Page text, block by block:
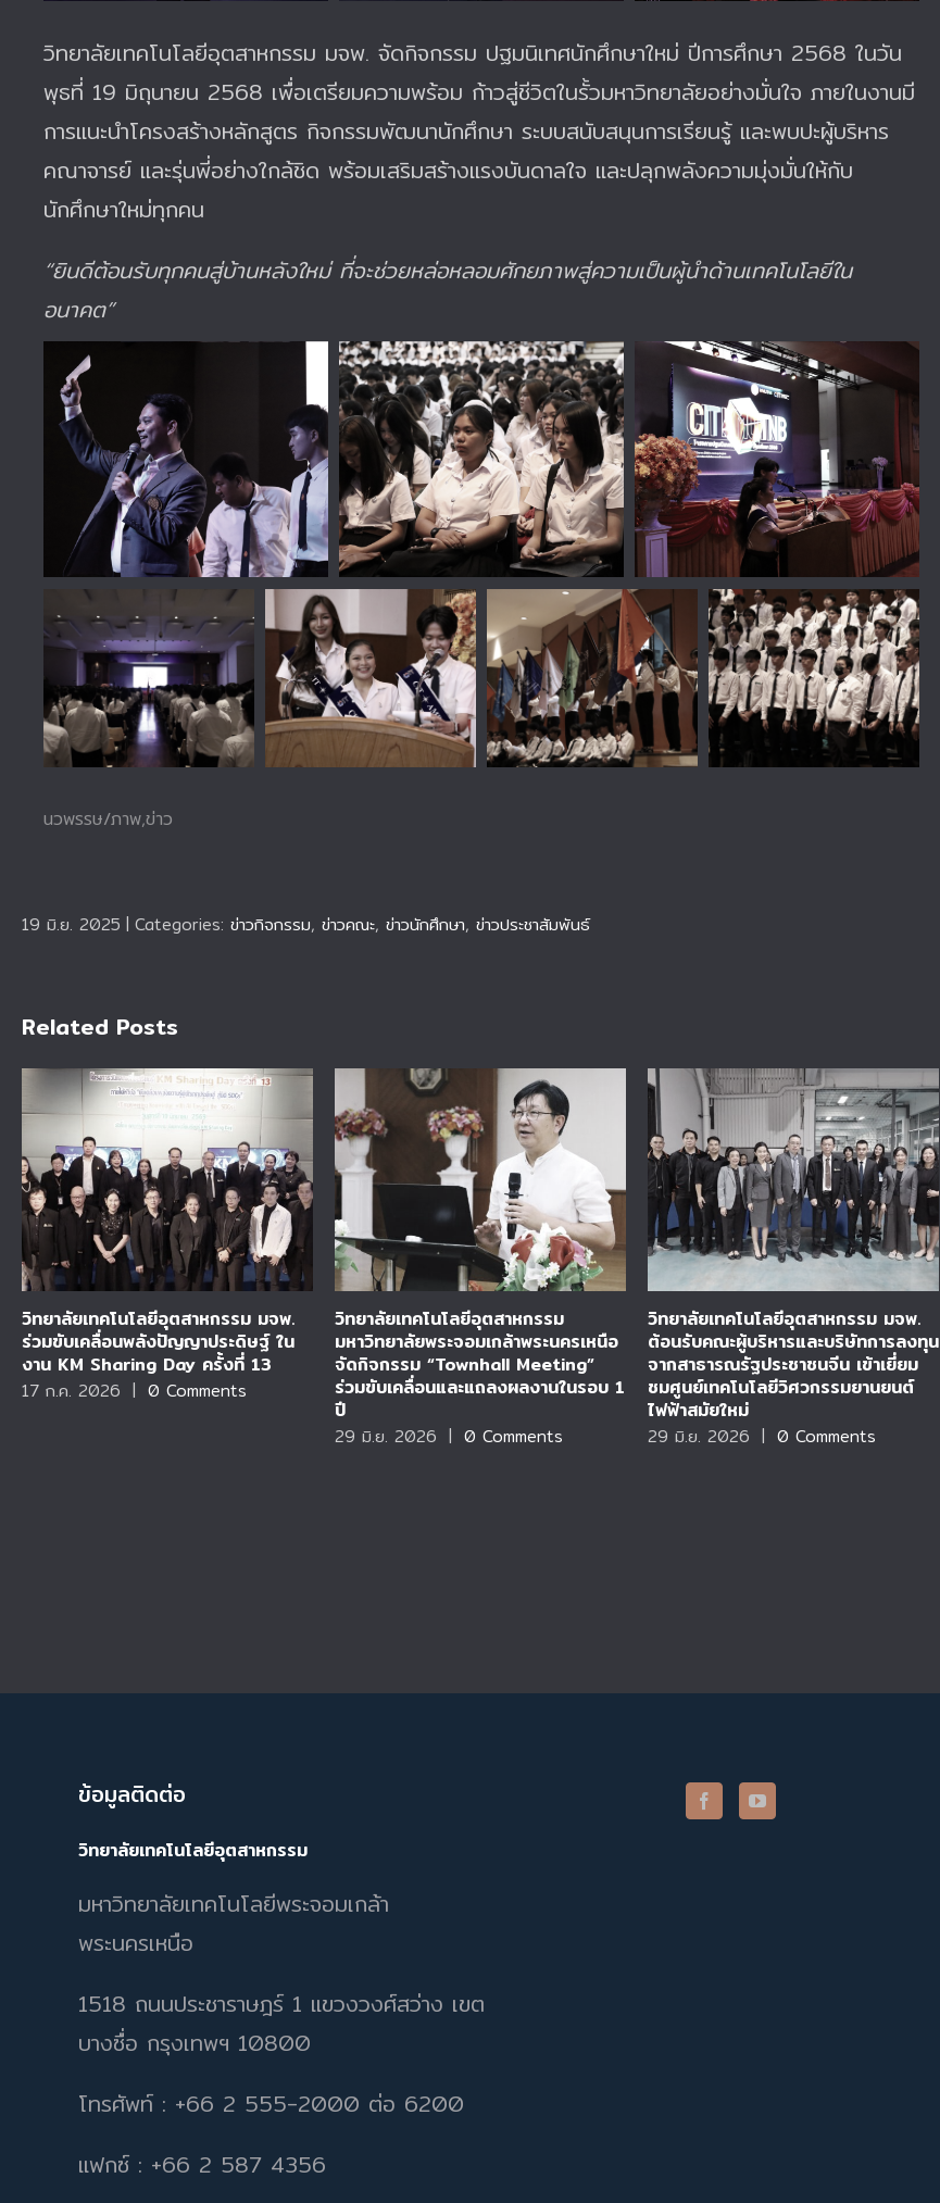
วิทยาลัยเทคโนโลยีอุตสาหกรรม มจพ. จัดกิจกรรม ปฐมนิเทศนักศึกษาใหม่ ปีการศึกษา 2568 ในวัน
พุธที่ 19 มิถุนายน 2568 เพื่อเตรียมความพร้อม ก้าวสู่ชีวิตในรั้วมหาวิทยาลัยอย่างมั่นใจ ภายในงานมี
การแนะนำโครงสร้างหลักสูตร กิจกรรมพัฒนานักศึกษา ระบบสนับสนุนการเรียนรู้ และพบปะผู้บริหาร
คณาจารย์ และรุ่นพี่อย่างใกล้ชิด พร้อมเสริมสร้างแรงบันดาลใจ และปลุกพลังความมุ่งมั่นให้กับ
นักศึกษาใหม่ทุกคน
“ยินดีต้อนรับทุกคนสู่บ้านหลังใหม่ ที่จะช่วยหล่อหลอมศักยภาพสู่ความเป็นผู้นำด้านเทคโนโลยีใน
อนาคต”
นวพรรษ/ภาพ,ข่าว
19 มิ.ย. 2025 | Categories: ข่าวกิจกรรม, ข่าวคณะ, ข่าวนักศึกษา, ข่าวประชาสัมพันธ์
Related Posts
วิทยาลัยเทคโนโลยีอุตสาหกรรม มจพ.
ร่วมขับเคลื่อนพลังปัญญาประดิษฐ์ ใน
งาน KM Sharing Day ครั้งที่ 13
17 ก.ค. 2026 | 0 Comments
วิทยาลัยเทคโนโลยีอุตสาหกรรม
มหาวิทยาลัยพระจอมเกล้าพระนครเหนือ
จัดกิจกรรม “Townhall Meeting”
ร่วมขับเคลื่อนและแถลงผลงานในรอบ 1
ปี
29 มิ.ย. 2026 | 0 Comments
วิทยาลัยเทคโนโลยีอุตสาหกรรม มจพ.
ต้อนรับคณะผู้บริหารและบริษัทการลงทุน
จากสาธารณรัฐประชาชนจีน เข้าเยี่ยม
ชมศูนย์เทคโนโลยีวิศวกรรมยานยนต์
ไฟฟ้าสมัยใหม่
29 มิ.ย. 2026 | 0 Comments
ข้อมูลติดต่อ
วิทยาลัยเทคโนโลยีอุตสาหกรรม
มหาวิทยาลัยเทคโนโลยีพระจอมเกล้า
พระนครเหนือ
1518 ถนนประชาราษฎร์ 1 แขวงวงศ์สว่าง เขต
บางซื่อ กรุงเทพฯ 10800
โทรศัพท์ : +66 2 555-2000 ต่อ 6200
แฟกซ์ : +66 2 587 4356